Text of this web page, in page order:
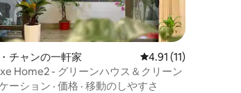
、5つ星中5つ星の平均評価
チャンの一軒家 レビュー11件、5つ
4.91 (11)
Home2 - グリーンハウス＆クリーン
ーション · 価格 · 移動のしやすさ